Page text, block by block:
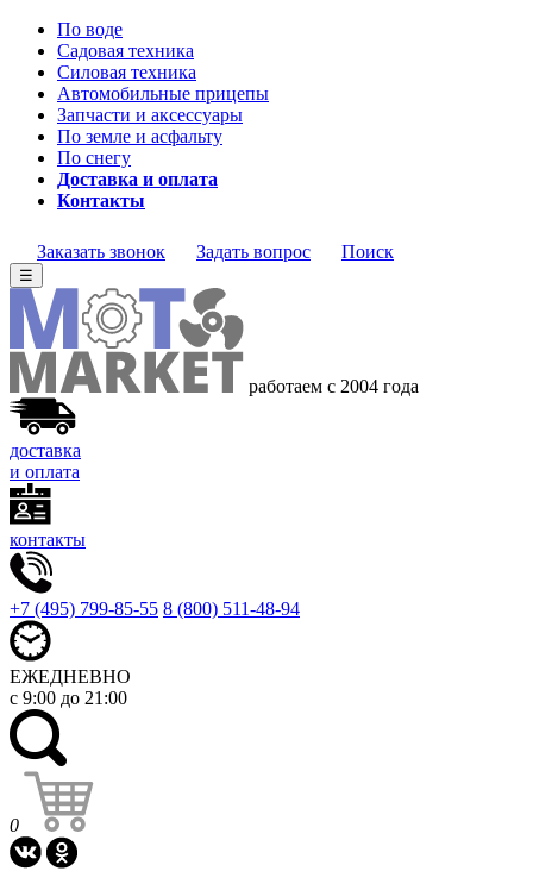
По воде
Садовая техника
Силовая техника
Автомобильные прицепы
Запчасти и аксессуары
По земле и асфальту
По снегу
Доставка и оплата
Контакты
Заказать звонок Задать вопрос Поиск
☰
работаем с 2004 года
доставка
и оплата
контакты
+7 (495) 799-85-55 8 (800) 511-48-94
ЕЖЕДНЕВНО
с 9:00 до 21:00
0